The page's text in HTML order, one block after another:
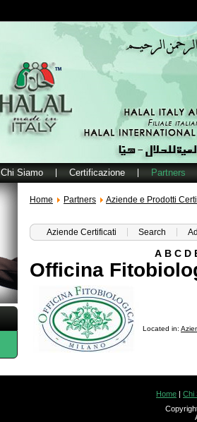
Chi Siamo Certificazione Partners
Home Partners Aziende e Prodotti
Aziende Certificati Search
A B C D
Officina
Located in:
Home | Chi